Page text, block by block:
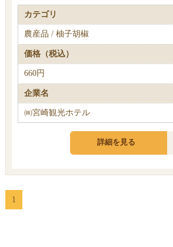
カテゴリ
農産品 / 柚子胡椒
価格（税込）
660円
企業名
㈱宮崎観光ホテル
詳細を見る
1